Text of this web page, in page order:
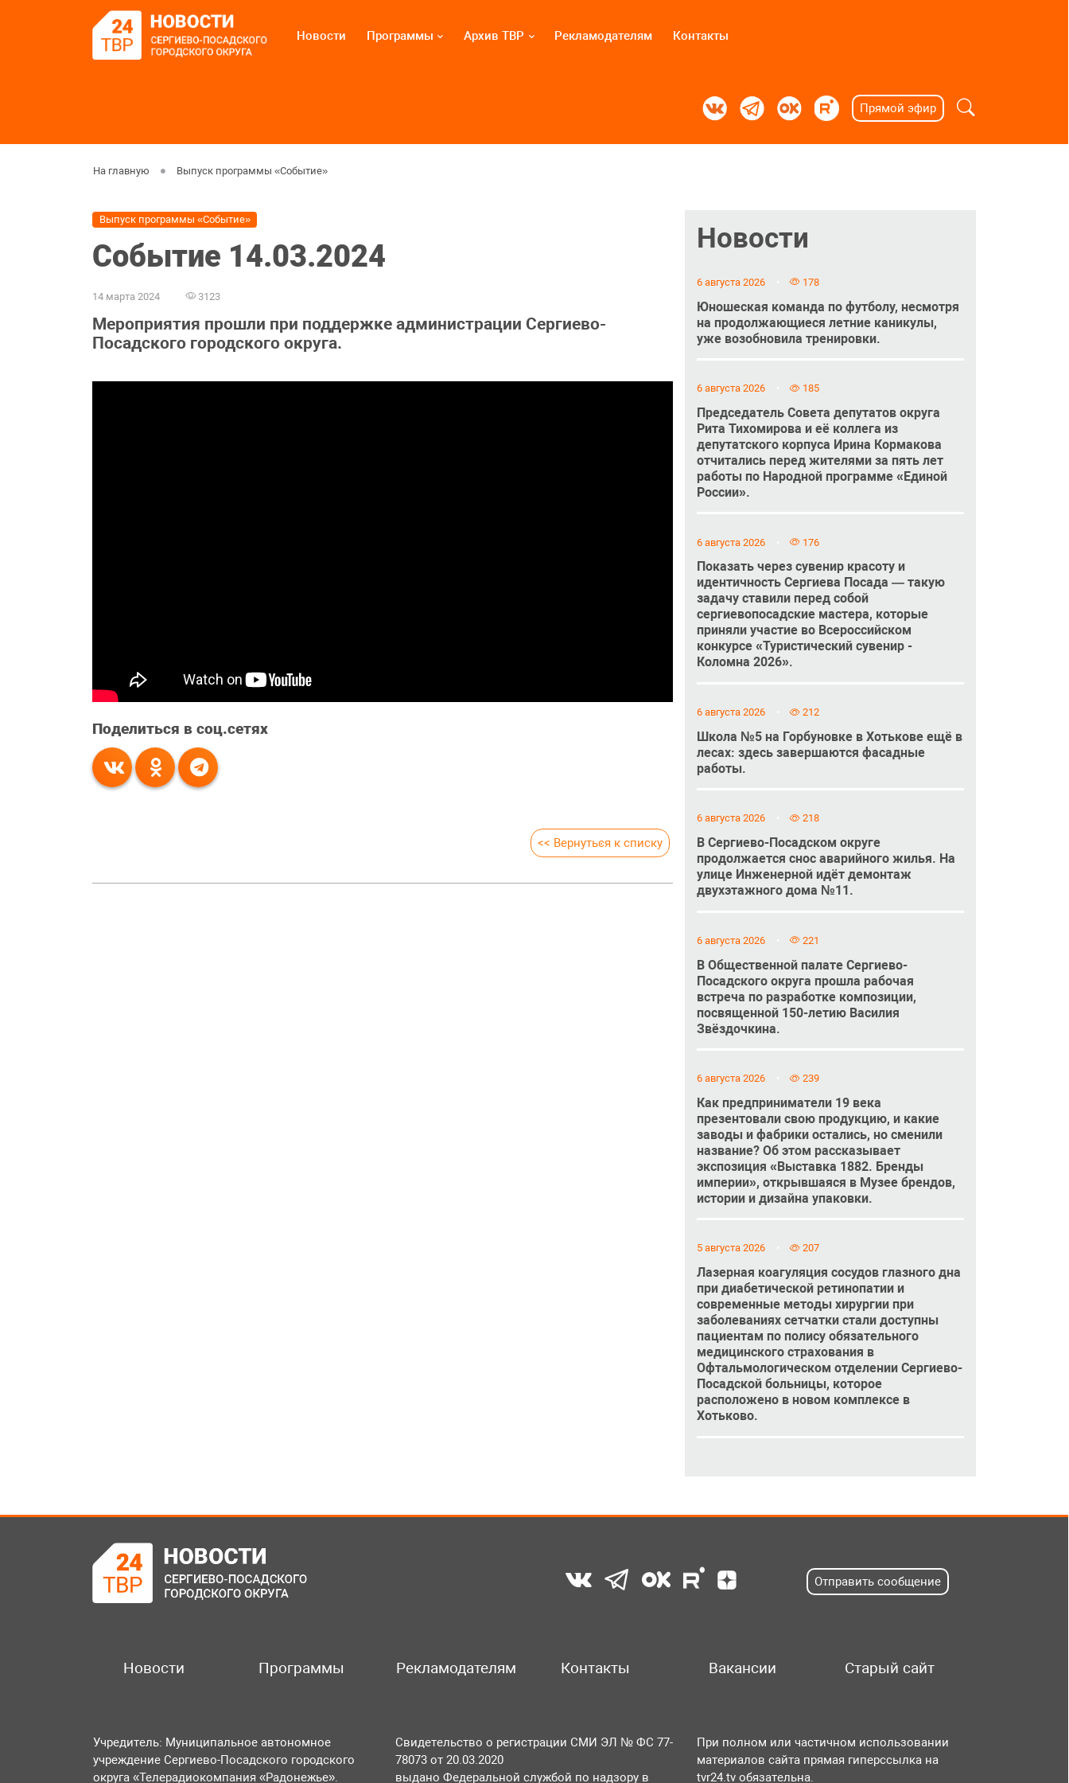
Новости Программы Архив ТВР Рекламодателям Контакты
Прямой эфир
На главную Выпуск программы «Событие»
Выпуск программы «Событие»
Событие 14.03.2024
14 марта 2024 3123
Мероприятия прошли при поддержке администрации Сергиево-
Посадского городского округа.
Поделиться в соц.сетях
<< Вернуться к списку
Новости
6 августа 2026 178
Юношеская команда по футболу, несмотря
на продолжающиеся летние каникулы,
уже возобновила тренировки.
6 августа 2026 185
Председатель Совета депутатов округа
Рита Тихомирова и её коллега из
депутатского корпуса Ирина Кормакова
отчитались перед жителями за пять лет
работы по Народной программе «Единой
России».
6 августа 2026 176
Показать через сувенир красоту и
идентичность Сергиева Посада — такую
задачу ставили перед собой
сергиевопосадские мастера, которые
приняли участие во Всероссийском
конкурсе «Туристический сувенир -
Коломна 2026».
6 августа 2026 212
Школа №5 на Горбуновке в Хотькове ещё в
лесах: здесь завершаются фасадные
работы.
6 августа 2026 218
В Сергиево-Посадском округе
продолжается снос аварийного жилья. На
улице Инженерной идёт демонтаж
двухэтажного дома №11.
6 августа 2026 221
В Общественной палате Сергиево-
Посадского округа прошла рабочая
встреча по разработке композиции,
посвященной 150-летию Василия
Звёздочкина.
6 августа 2026 239
Как предприниматели 19 века
презентовали свою продукцию, и какие
заводы и фабрики остались, но сменили
название? Об этом рассказывает
экспозиция «Выставка 1882. Бренды
империи», открывшаяся в Музее брендов,
истории и дизайна упаковки.
5 августа 2026 207
Лазерная коагуляция сосудов глазного дна
при диабетической ретинопатии и
современные методы хирургии при
заболеваниях сетчатки стали доступны
пациентам по полису обязательного
медицинского страхования в
Офтальмологическом отделении Сергиево-
Посадской больницы, которое
расположено в новом комплексе в
Хотьково.
Отправить сообщение
Новости Программы Рекламодателям Контакты Вакансии Старый сайт
Учредитель: Муниципальное автономное
учреждение Сергиево-Посадского городского
округа «Телерадиокомпания «Радонежье».
Свидетельство о регистрации СМИ ЭЛ № ФС 77-
78073 от 20.03.2020
выдано Федеральной службой по надзору в
При полном или частичном использовании
материалов сайта прямая гиперссылка на
tvr24.tv обязательна.